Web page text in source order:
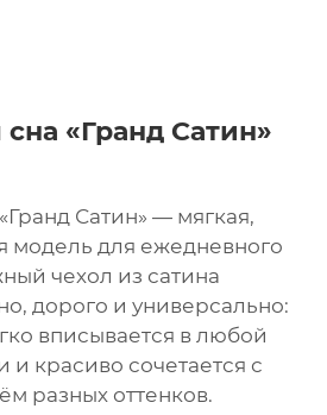
«Гранд Сатин»
Сатин» — мягкая,
модель для ежедневного
чехол из сатина
дорого и универсально:
вписывается в любой
и красиво сочетается с
разных оттенков.